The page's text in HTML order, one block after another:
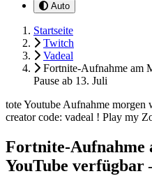
Auto
Startseite
Twitch
Vadeal
Fortnite-Aufnahme am
Pause ab 13. Juli
tote Youtube Aufnahme morgen
creator code: vadeal ! Play my
Fortnite-Aufnahme
YouTube verfügbar